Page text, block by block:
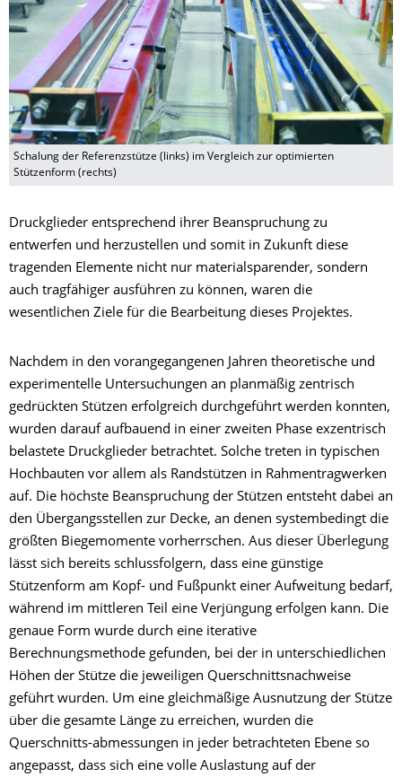
Schalung der Referenzstütze (links) im Vergleich zur optimierten
Stützenform (rechts)
Druckglieder entsprechend ihrer Beanspruchung zu
entwerfen und herzustellen und somit in Zukunft diese
tragenden Elemente nicht nur materialsparender, sondern
auch tragfähiger ausführen zu können, waren die
wesentlichen Ziele für die Bearbeitung dieses Projektes.
Nachdem in den vorangegangenen Jahren theoretische und
experimentelle Untersuchungen an planmäßig zentrisch
gedrückten Stützen erfolgreich durchgeführt werden konnten,
wurden darauf aufbauend in einer zweiten Phase exzentrisch
belastete Druckglieder betrachtet. Solche treten in typischen
Hochbauten vor allem als Randstützen in Rahmentragwerken
auf. Die höchste Beanspruchung der Stützen entsteht dabei an
den Übergangsstellen zur Decke, an denen systembedingt die
größten Biegemomente vorherrschen. Aus dieser Überlegung
lässt sich bereits schlussfolgern, dass eine günstige
Stützenform am Kopf- und Fußpunkt einer Aufweitung bedarf,
während im mittleren Teil eine Verjüngung erfolgen kann. Die
genaue Form wurde durch eine iterative
Berechnungsmethode gefunden, bei der in unterschiedlichen
Höhen der Stütze die jeweiligen Querschnittsnachweise
geführt wurden. Um eine gleichmäßige Ausnutzung der Stütze
über die gesamte Länge zu erreichen, wurden die
Querschnitts-abmessungen in jeder betrachteten Ebene so
angepasst, dass sich eine volle Auslastung auf der